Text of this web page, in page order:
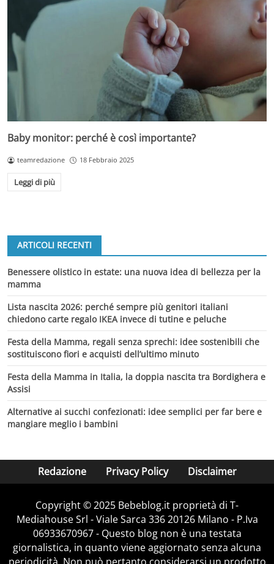
Baby monitor: perché è così importante?
teamredazione 18 Febbraio 2025
Leggi di più
ARTICOLI RECENTI
Benessere olistico in estate: una nuova idea di bellezza per la
mamma
Lista nascita 2026: perché sempre più genitori italiani
chiedono carte regalo IKEA invece di tutine e peluche
Festa della Mamma, regali senza sprechi: idee sostenibili che
sostituiscono fiori e acquisti dell’ultimo minuto
Festa della Mamma in Italia, la doppia nascita tra Bordighera e
Assisi
Alternative ai succhi confezionati: idee semplici per far bere e
mangiare meglio i bambini
Redazione Privacy Policy Disclaimer
Copyright © 2025 Bebeblog.it proprietà di T-
Mediahouse Srl - Viale Sarca 336 20126 Milano - P.Iva
06933670967 - Questo blog non è una testata
giornalistica, in quanto viene aggiornato senza alcuna